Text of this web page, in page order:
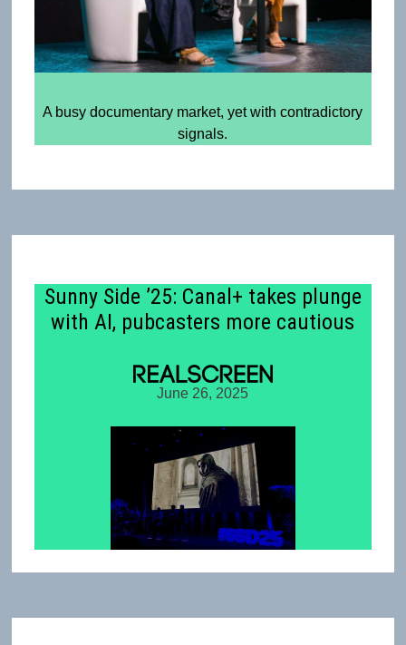
A busy documentary market, yet with contradictory
signals.
Sunny Side ’25: Canal+ takes plunge
with AI, pubcasters more cautious
June 26, 2025